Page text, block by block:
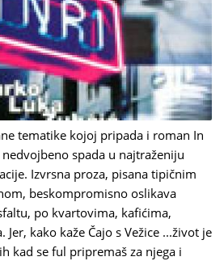
tematike kojoj pripada i roman In
spada u najtraženiju
Izvrsna proza, pisana tipičnim
beskompromisno oslikava
po kvartovima, kafićima,
kako kaže Čajo s Vežice ...život je
kad se ful pripremaš za njega i